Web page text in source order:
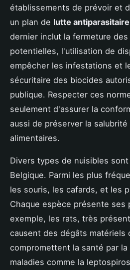
établissements de prévoir et
un plan de lutte antiparasitaire
dernier inclut la fermeture
potentielles, l'utilisation de
empêcher les infestations et
sécuritaire des biocides
publique. Respecter ces
seulement d'assurer la
aussi de préserver la
alimentaires.
Divers types de nuisibles
Belgique. Parmi les plus
les souris, les cafards, et les
Chaque espèce présente ses
exemple, les rats, très
causent des dégâts matériels
compromettent la santé par
maladies comme la